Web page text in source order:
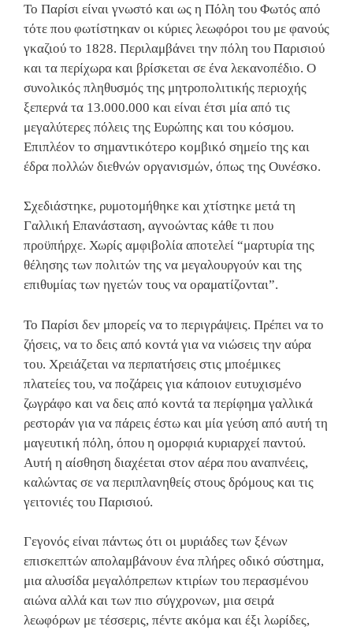
Το Παρίσι είναι γνωστό και ως η Πόλη του Φωτός από
τότε που φωτίστηκαν οι κύριες λεωφόροι του με φανούς
γκαζιού το 1828. Περιλαμβάνει την πόλη του Παρισιού
και τα περίχωρα και βρίσκεται σε ένα λεκανοπέδιο. Ο
συνολικός πληθυσμός της μητροπολιτικής περιοχής
ξεπερνά τα 13.000.000 και είναι έτσι μία από τις
μεγαλύτερες πόλεις της Ευρώπης και του κόσμου.
Επιπλέον το σημαντικότερο κομβικό σημείο της και
έδρα πολλών διεθνών οργανισμών, όπως της Ουνέσκο.
Σχεδιάστηκε, ρυμοτομήθηκε και χτίστηκε μετά τη
Γαλλική Επανάσταση, αγνοώντας κάθε τι που
προϋπήρχε. Χωρίς αμφιβολία αποτελεί “μαρτυρία της
θέλησης των πολιτών της να μεγαλουργούν και της
επιθυμίας των ηγετών τους να οραματίζονται”.
Το Παρίσι δεν μπορείς να το περιγράψεις. Πρέπει να το
ζήσεις, να το δεις από κοντά για να νιώσεις την αύρα
του. Χρειάζεται να περπατήσεις στις μποέμικες
πλατείες του, να ποζάρεις για κάποιον ευτυχισμένο
ζωγράφο και να δεις από κοντά τα περίφημα γαλλικά
ρεστοράν για να πάρεις έστω και μία γεύση από αυτή τη
μαγευτική πόλη, όπου η ομορφιά κυριαρχεί παντού.
Αυτή η αίσθηση διαχέεται στον αέρα που αναπνέεις,
καλώντας σε να περιπλανηθείς στους δρόμους και τις
γειτονιές του Παρισιού.
Γεγονός είναι πάντως ότι οι μυριάδες των ξένων
επισκεπτών απολαμβάνουν ένα πλήρες οδικό σύστημα,
μια αλυσίδα μεγαλόπρεπων κτιρίων του περασμένου
αιώνα αλλά και των πιο σύγχρονων, μια σειρά
λεωφόρων με τέσσερις, πέντε ακόμα και έξι λωρίδες,